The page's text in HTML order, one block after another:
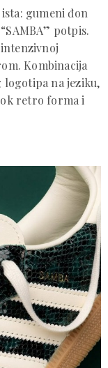
gumeni đon
potpis.
Kombinacija
na jeziku,
retro forma i